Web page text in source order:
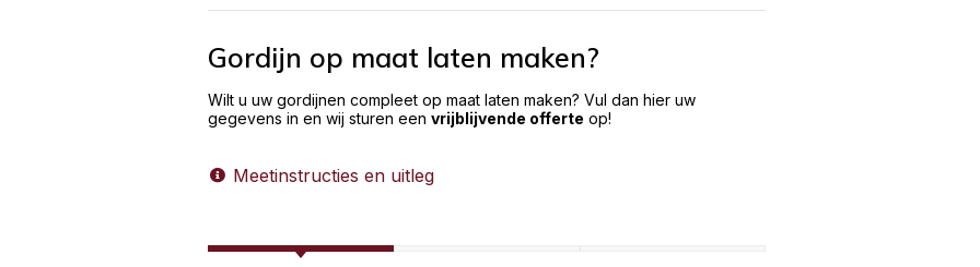
Gordijn op maat laten maken?
Wilt u uw gordijnen compleet op maat laten maken? Vul dan hier uw
gegevens in en wij sturen een vrijblijvende offerte op!
Meetinstructies en uitleg